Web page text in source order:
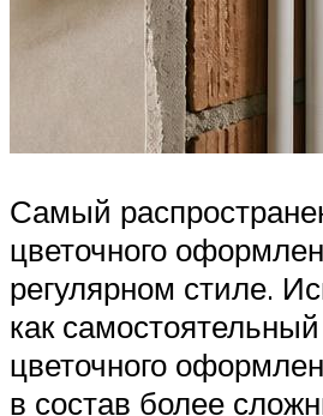
Самый
цветочного
регулярном стиле.
как
цветочного
в состав более